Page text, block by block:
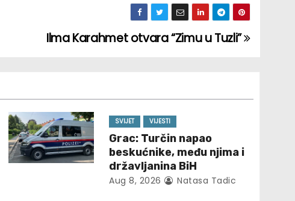
Ilma Karahmet otvara “Zimu u Tuzli”
SVIJET VIJESTI
Grac: Turčin napao
beskućnike, među njima i
državljanina BiH
Aug 8, 2026 Natasa Tadic